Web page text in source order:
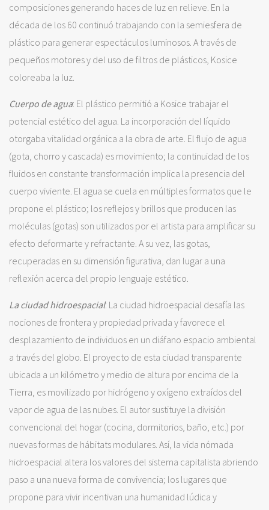
composiciones generando haces de luz en relieve. En la
década de los 60 continuó trabajando con la semiesfera de
plástico para generar espectáculos luminosos. A través de
pequeños motores y del uso de filtros de plásticos, Kosice
coloreaba la luz.
Cuerpo de agua: El plástico permitió a Kosice trabajar el
potencial estético del agua. La incorporación del líquido
otorgaba vitalidad orgánica a la obra de arte. El flujo de agua
(gota, chorro y cascada) es movimiento; la continuidad de los
fluidos en constante transformación implica la presencia del
cuerpo viviente. El agua se cuela en múltiples formatos que le
propone el plástico; los reflejos y brillos que producen las
moléculas (gotas) son utilizados por el artista para amplificar su
efecto deformarte y refractante. A su vez, las gotas,
recuperadas en su dimensión figurativa, dan lugar a una
reflexión acerca del propio lenguaje estético.
La ciudad hidroespacial: La ciudad hidroespacial desafía las
nociones de frontera y propiedad privada y favorece el
desplazamiento de individuos en un diáfano espacio ambiental
a través del globo. El proyecto de esta ciudad transparente
ubicada a un kilómetro y medio de altura por encima de la
Tierra, es movilizado por hidrógeno y oxígeno extraídos del
vapor de agua de las nubes. El autor sustituye la división
convencional del hogar (cocina, dormitorios, baño, etc.) por
nuevas formas de hábitats modulares. Así, la vida nómada
hidroespacial altera los valores del sistema capitalista abriendo
paso a una nueva forma de convivencia; los lugares que
propone para vivir incentivan una humanidad lúdica y